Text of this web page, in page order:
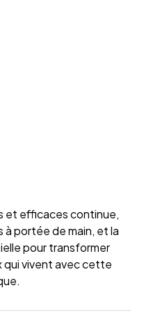
et efficaces continue,
à portée de main, et la
pour transformer
qui vivent avec cette